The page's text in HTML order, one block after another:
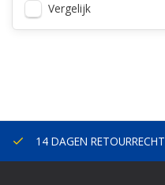
Vergelijk
14 DAGEN RETOURRECHT